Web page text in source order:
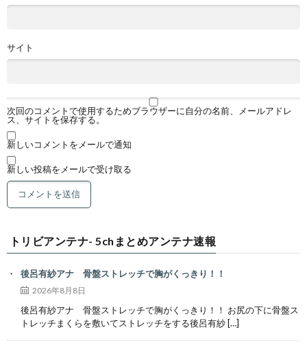
サイト
次回のコメントで使用するためブラウザーに自分の名前、メールアドレ
ス、サイトを保存する。
新しいコメントをメールで通知
新しい投稿をメールで受け取る
トリビアンテナ- 5chまとめアンテナ速報
後呂有紗アナ 骨盤ストレッチで胸がくっきり！！
2026年8月8日
後呂有紗アナ 骨盤ストレッチで胸がくっきり！！ お尻の下に骨盤ス
トレッチまくらを敷いてストレッチをする後呂有紗 […]